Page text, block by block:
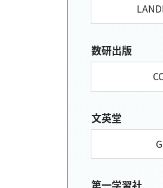
数研出版
文英堂
第一学習社